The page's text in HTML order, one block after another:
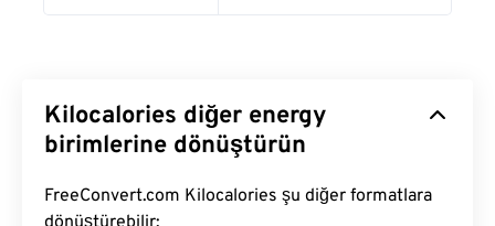
Kilocalories diğer energy
birimlerine dönüştürün
FreeConvert.com Kilocalories şu diğer formatlara